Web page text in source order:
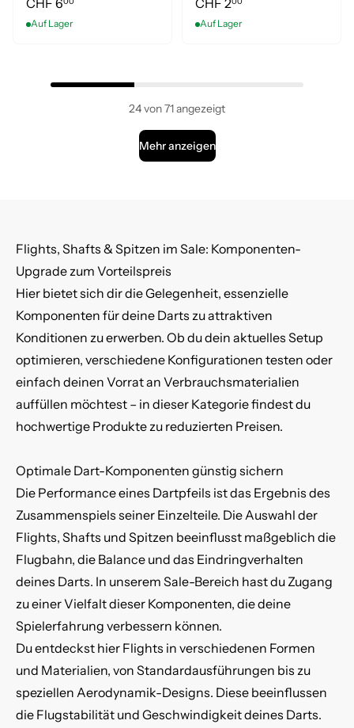
CHF 6
Auf Lager
CHF 2
Auf Lager
24 von 71 angezeigt
Mehr anzeigen
Flights, Shafts & Spitzen im Sale: Komponenten-
Upgrade zum Vorteilspreis
Hier bietet sich dir die Gelegenheit, essenzielle
Komponenten für deine Darts zu attraktiven
Konditionen zu erwerben. Ob du dein aktuelles Setup
optimieren, verschiedene Konfigurationen testen oder
einfach deinen Vorrat an Verbrauchsmaterialien
auffüllen möchtest – in dieser Kategorie findest du
hochwertige Produkte zu reduzierten Preisen.
Optimale Dart-Komponenten günstig sichern
Die Performance eines Dartpfeils ist das Ergebnis des
Zusammenspiels seiner Einzelteile. Die Auswahl der
Flights, Shafts und Spitzen beeinflusst maßgeblich die
Flugbahn, die Balance und das Eindringverhalten
deines Darts. In unserem Sale-Bereich hast du Zugang
zu einer Vielfalt dieser Komponenten, die deine
Spielerfahrung verbessern können.
Du entdeckst hier Flights in verschiedenen Formen
und Materialien, von Standardausführungen bis zu
speziellen Aerodynamik-Designs. Diese beeinflussen
die Flugstabilität und Geschwindigkeit deines Darts.